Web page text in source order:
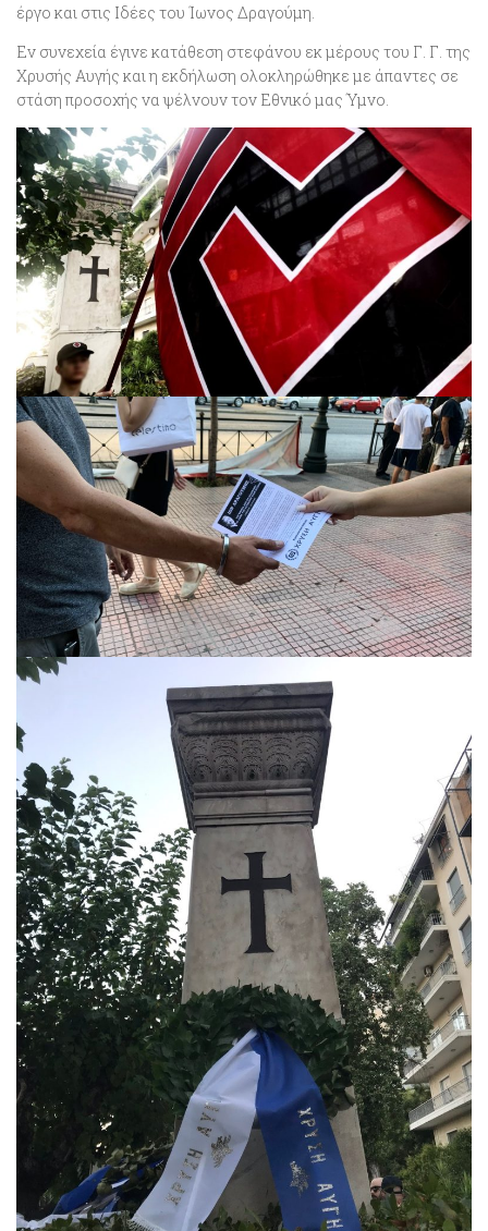
έργο και στις Ιδέες του Ίωνος Δραγούμη.
Εν συνεχεία έγινε κατάθεση στεφάνου εκ μέρους του Γ. Γ. της
Χρυσής Αυγής και η εκδήλωση ολοκληρώθηκε με άπαντες σε
στάση προσοχής να ψέλνουν τον Εθνικό μας Ύμνο.